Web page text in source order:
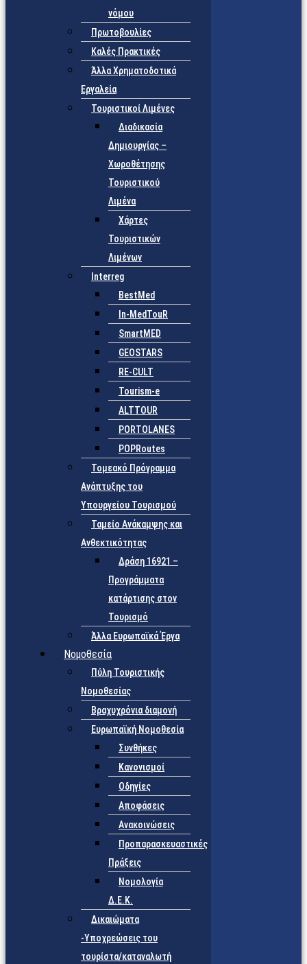
νόμου
Πρωτοβουλίες
Καλές Πρακτικές
Άλλα Χρηματοδοτικά
Εργαλεία
Τουριστικοί Λιμένες
Διαδικασία
Δημιουργίας –
Χωροθέτησης
Τουριστικού
Λιμένα
Χάρτες
Τουριστικών
Λιμένων
Interreg
BestMed
In-MedTouR
SmartMED
GEOSTARS
RE-CULT
Tourism-e
ALTTOUR
PORTOLANES
POPRoutes
Τομεακό Πρόγραμμα
Ανάπτυξης του
Υπουργείου Τουρισμού
Ταμείο Ανάκαμψης και
Ανθεκτικότητας
Δράση 16921 –
Προγράμματα
κατάρτισης στον
Τουρισμό
Άλλα Ευρωπαϊκά Έργα
Νομοθεσία
Πύλη Τουριστικής
Νομοθεσίας
Βραχυχρόνια διαμονή
Ευρωπαϊκή Νομοθεσία
Συνθήκες
Κανονισμοί
Οδηγίες
Αποφάσεις
Ανακοινώσεις
Προπαρασκευαστικές
Πράξεις
Νομολογία
Δ.Ε.Κ.
Δικαιώματα
-Υποχρεώσεις του
τουρίστα/καταναλωτή